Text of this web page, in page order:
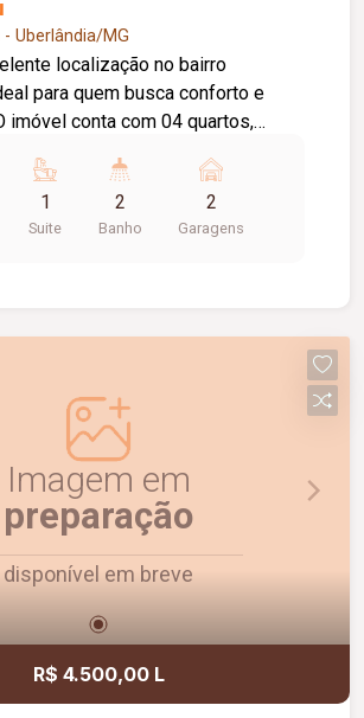
Uberlândia/MG
localização no bairro
para quem busca conforto e
imóvel conta com 04 quartos,
cozinha ampla e funcional, além de
com entrada independente,
mais comodidade no dia a dia.
toda a família.
1
Suite
2
Banho
2
Garagens
Imagem em
preparação
disponível em breve
R$ 4.500,00 L